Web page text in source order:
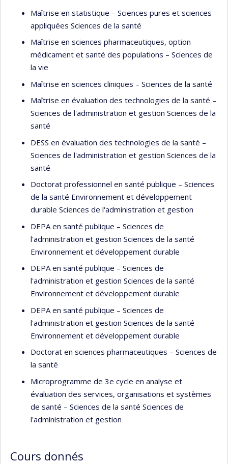
Maîtrise en statistique – Sciences pures et sciences
appliquées Sciences de la santé
Maîtrise en sciences pharmaceutiques, option
médicament et santé des populations – Sciences de
la vie
Maîtrise en sciences cliniques – Sciences de la santé
Maîtrise en évaluation des technologies de la santé –
Sciences de l'administration et gestion Sciences de la
santé
DESS en évaluation des technologies de la santé –
Sciences de l'administration et gestion Sciences de la
santé
Doctorat professionnel en santé publique – Sciences
de la santé Environnement et développement
durable Sciences de l'administration et gestion
DEPA en santé publique – Sciences de
l'administration et gestion Sciences de la santé
Environnement et développement durable
DEPA en santé publique – Sciences de
l'administration et gestion Sciences de la santé
Environnement et développement durable
DEPA en santé publique – Sciences de
l'administration et gestion Sciences de la santé
Environnement et développement durable
Doctorat en sciences pharmaceutiques – Sciences de
la santé
Microprogramme de 3e cycle en analyse et
évaluation des services, organisations et systèmes
de santé – Sciences de la santé Sciences de
l'administration et gestion
Cours donnés